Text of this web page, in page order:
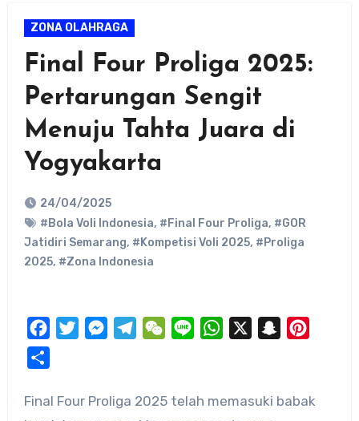
ZONA OLAHRAGA
Final Four Proliga 2025:
Pertarungan Sengit
Menuju Tahta Juara di
Yogyakarta
24/04/2025
#Bola Voli Indonesia, #Final Four Proliga, #GOR
Jatidiri Semarang, #Kompetisi Voli 2025, #Proliga
2025, #Zona Indonesia
FacebookTwitterMessengerTelegramWeChat
Line WhatsApp Snapchat
Final Four Proliga 2025 telah memasuki babak